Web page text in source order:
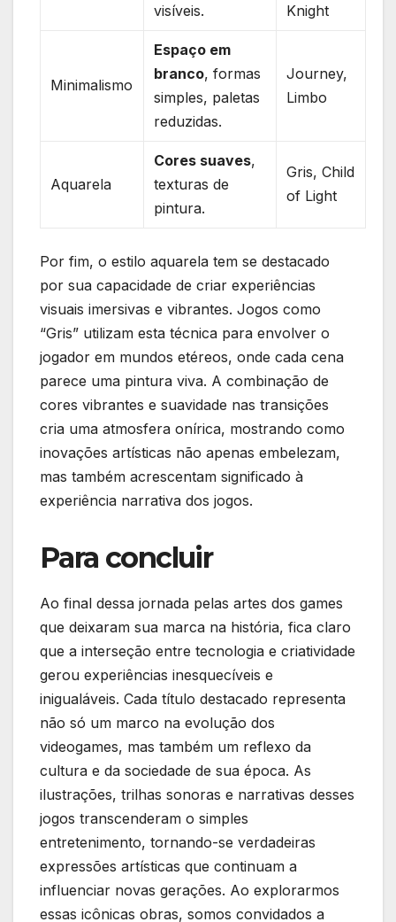
visíveis.
Knight
Minimalismo
Espaço em
branco, formas
simples, paletas
reduzidas.
Journey,⁢
Limbo
Aquarela
Cores suaves,
texturas de
pintura.
Gris,⁤ Child
of Light
Por⁢ fim, o estilo aquarela tem se ⁣destacado
por ⁣sua capacidade de⁣ criar experiências
⁤visuais imersivas e vibrantes. Jogos como
“Gris” utilizam⁢ esta técnica para envolver o
jogador em mundos etéreos, onde cada cena
parece ‌uma pintura ⁣viva. A combinação de
cores vibrantes ⁣e suavidade nas transições
‌cria‍ uma⁤ atmosfera onírica, mostrando como
inovações artísticas não apenas⁣ embelezam,
mas também ⁤acrescentam ⁢significado à
experiência narrativa dos jogos.
Para concluir
Ao final ‌dessa jornada pelas artes dos‌ games‌
que deixaram sua marca ⁣na história,⁣ fica claro
que⁤ a interseção entre ⁢tecnologia ⁣e criatividade
gerou experiências inesquecíveis e‍
inigualáveis. Cada título destacado representa
‌não só um​ marco na evolução dos
videogames, mas​ também um reflexo da ​
cultura e ⁤da sociedade de sua época. ‍As
ilustrações, ⁢trilhas sonoras⁢ e⁣ narrativas desses
jogos ‍transcenderam o simples​
entretenimento,‌ tornando-se verdadeiras
expressões artísticas ⁣que ⁤continuam a
influenciar novas⁢ gerações. Ao explorarmos
essas icônicas obras, somos convidados a